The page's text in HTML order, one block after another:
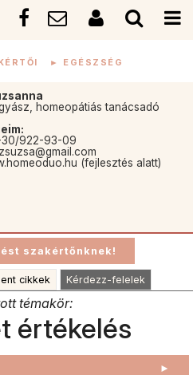
► EGÉSZSÉG
homeopátiás tanácsadó
922-93-09
(fejlesztés alatt)
cikkek Kérdezz-felelek
témakör:
értékelés
►